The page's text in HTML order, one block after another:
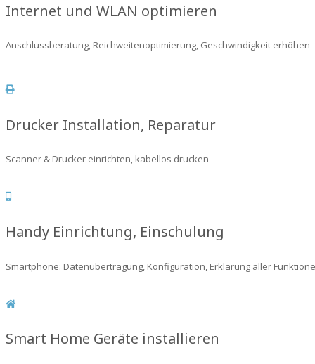
Internet und WLAN optimieren
Anschlussberatung, Reichweitenoptimierung, Geschwindigkeit erhöhen
Drucker Installation, Reparatur
Scanner & Drucker einrichten, kabellos drucken
Handy Einrichtung, Einschulung
Smartphone: Datenübertragung, Konfiguration, Erklärung aller
Smart Home Geräte installieren